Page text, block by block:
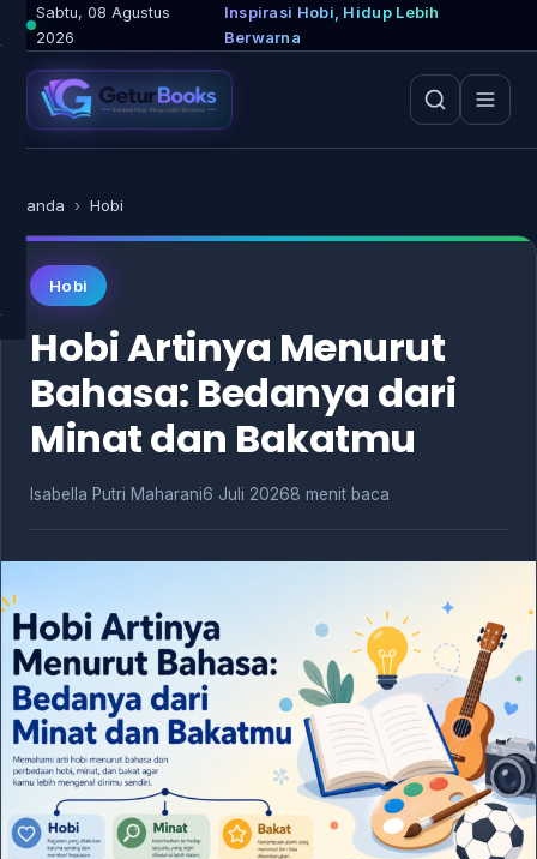
Lewati
ke
konten
Sabtu, 08 Agustus
2026
Inspirasi Hobi, Hidup Lebih
Berwarna
Beranda › Hobi
Hobi
Hobi Artinya Menurut
Bahasa: Bedanya dari
Minat dan Bakatmu
Isabella Putri Maharani6 Juli 20268 menit baca